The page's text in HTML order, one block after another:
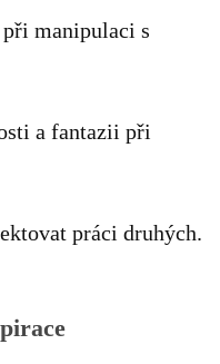
manipulaci s
a fantazii při
práci druhých.